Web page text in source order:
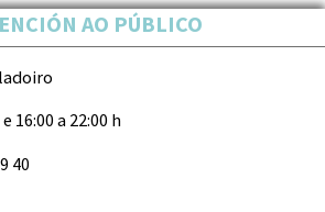
AO PÚBLICO
16:00 a 22:00 h
40